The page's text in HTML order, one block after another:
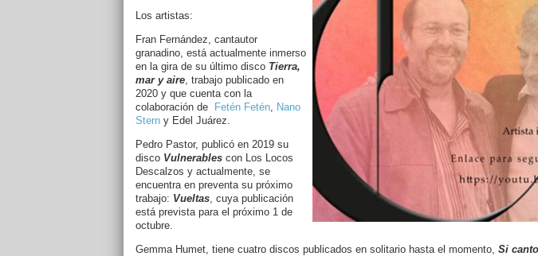
Los artistas:
Fran Fernández, cantautor
granadino, está actualmente inmerso
en la gira de su último disco Tierra,
mar y aire, trabajo publicado en
2020 y que cuenta con la
colaboración de
Fetén Fetén, Nano
Sterny Edel Juárez.
Pedro Pastor, publicó en 2019 su
disco Vulnerablescon Los Locos
Descalzos y actualmente, se
encuentra en preventa su próximo
trabajo: Vueltas, cuya publicación
está prevista para el próximo 1 de
octubre.
Gemma Humet, tiene cuatro discos publicados en solitario hasta el momento, Si